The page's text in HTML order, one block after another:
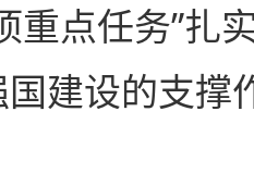
重点任务”扎
国建设的支